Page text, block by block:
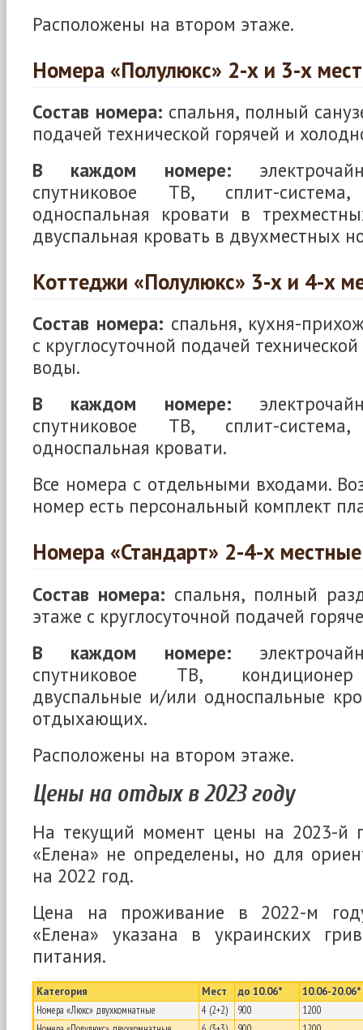
Расположены на втором этаже.
Номера «Полулюкс» 2-х и 3-х
Состав номера: спальня, полный
подачей технической горячей и
В каждом номере:
спутниковое ТВ, сплит-
односпальная кровати в
двуспальная кровать в двухместных
Коттеджи «Полулюкс» 3-х и 4-х
Состав номера: спальня, кухня-
с круглосуточной подачей
воды.
В каждом номере:
спутниковое ТВ, сплит-
односпальная кровати.
Все номера с отдельными входами.
номер есть персональный комплект
Номера «Стандарт» 2-4-х местные
Состав номера: спальня, полный
этаже с круглосуточной подачей
В каждом номере:
спутниковое ТВ, кондиционер
двуспальные и/или односпальные
отдыхающих.
Расположены на втором этаже.
Цены на отдых в 2023 году
На текущий момент цены на 2023-й
«Елена» не определены, но для
на 2022 год.
Цена на проживание в 2022-м
«Елена» указана в украинских
питания.
Категория Мест до 10.06*
10.06-20.06*
Номера «Люкс» двухкомнатные
4 (2+2) 900
1200